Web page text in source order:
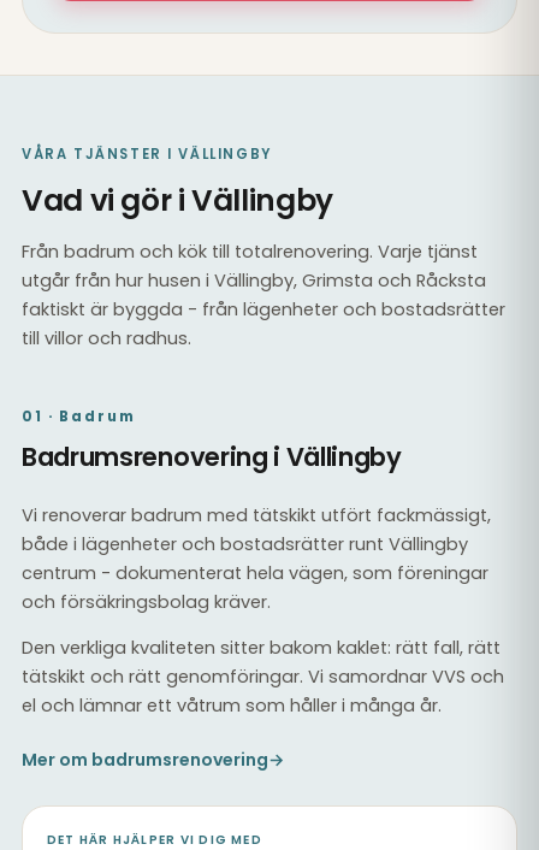
VÅRA TJÄNSTER I VÄLLINGBY
Vad vi gör i Vällingby
Från badrum och kök till totalrenovering. Varje tjänst
utgår från hur husen i Vällingby, Grimsta och Råcksta
faktiskt är byggda - från lägenheter och bostadsrätter
till villor och radhus.
01 · Badrum
Badrumsrenovering i Vällingby
Vi renoverar badrum med tätskikt utfört fackmässigt,
både i lägenheter och bostadsrätter runt Vällingby
centrum - dokumenterat hela vägen, som föreningar
och försäkringsbolag kräver.
Den verkliga kvaliteten sitter bakom kaklet: rätt fall, rätt
tätskikt och rätt genomföringar. Vi samordnar VVS och
el och lämnar ett våtrum som håller i många år.
Mer om badrumsrenovering→
DET HÄR HJÄLPER VI DIG MED